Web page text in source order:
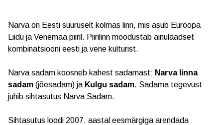
Narva on Eesti suuruselt kolmas linn, mis asub Euroopa
Liidu ja Venemaa piiril. Piirilinn moodustab ainulaadset
kombinatsiooni eesti ja vene kulturist.
Narva sadam koosneb kahest sadamast: Narva linna
sadam (jõesadam) ja Kulgu sadam. Sadama tegevust
juhib sihtasutus Narva Sadam.
Sihtasutus loodi 2007. aastal eesmärgiga arendada